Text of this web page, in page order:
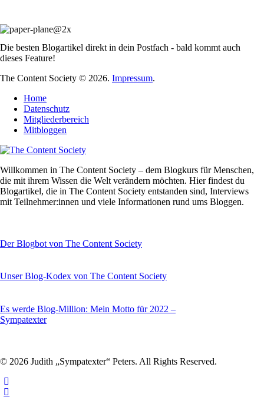
Die besten Blogartikel direkt in dein Postfach - bald kommt auch
dieses Feature!
The Content Society © 2026. Impressum.
Home
Datenschutz
Mitgliederbereich
Mitbloggen
Willkommen in The Content Society – dem Blogkurs für Menschen,
die mit ihrem Wissen die Welt verändern möchten. Hier findest du
Blogartikel, die in The Content Society entstanden sind, Interviews
mit Teilnehmer:innen und viele Informationen rund ums Bloggen.
Der Blogbot von The Content Society
Unser Blog-Kodex von The Content Society
Es werde Blog-Million: Mein Motto für 2022 –
Sympatexter
© 2026 Judith „Sympatexter“ Peters. All Rights Reserved.